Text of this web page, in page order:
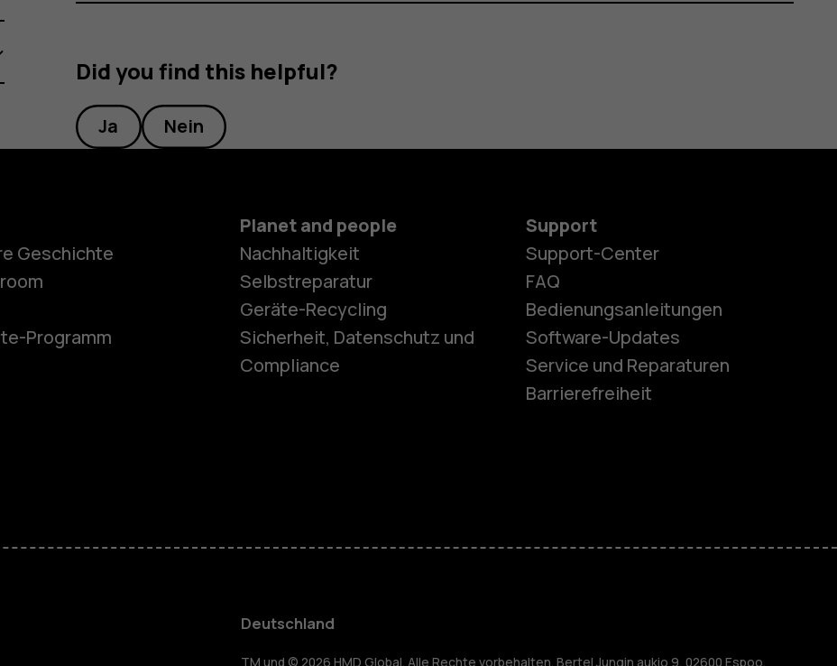
Smartphones
Feature Phones
HMD Terra M
Für Unternehmen
Did you find this helpful?
Ja Nein
Geschichte
Programm
Planet and people
Nachhaltigkeit
Selbstreparatur
Geräte-Recycling
Sicherheit, Datenschutz und
Compliance
Support
Support-Center
FAQ
Bedienungsanleitungen
Software-Updates
Service und Reparaturen
Barrierefreiheit
Deutschland
TM und © 2026 HMD Global. Alle Rechte vorbehalten. Bertel Jungin aukio 9, 02600 Espoo,